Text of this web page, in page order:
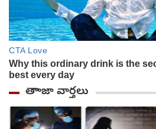
తాాజా వార్తలు